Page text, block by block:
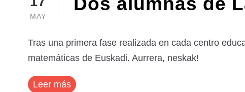
MAY
Tras una primera fase realizada en cada centro
matemáticas de Euskadi. Aurrera, neskak!
Leer más